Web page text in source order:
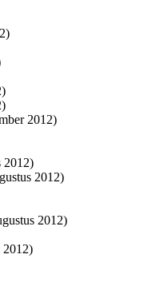
2012)
2012)
2012)
2012)